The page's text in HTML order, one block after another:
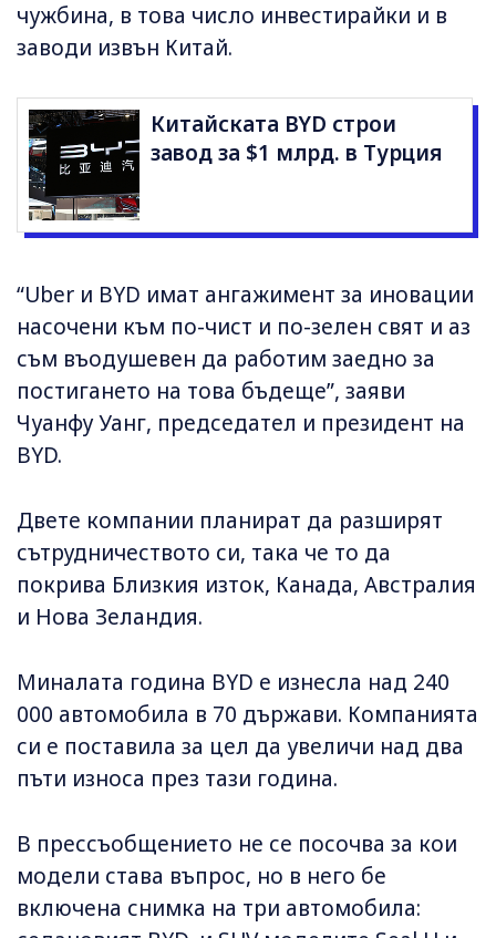
чужбина, в това число инвестирайки и в
заводи извън Китай.
Китайската BYD строи
завод за $1 млрд. в Турция
“Uber и BYD имат ангажимент за иновации
насочени към по-чист и по-зелен свят и аз
съм въодушевен да работим заедно за
постигането на това бъдеще”, заяви
Чуанфу Уанг, председател и президент на
BYD.
Двете компании планират да разширят
сътрудничеството си, така че то да
покрива Близкия изток, Канада, Австралия
и Нова Зеландия.
Миналата година BYD е изнесла над 240
000 автомобила в 70 държави. Компанията
си е поставила за цел да увеличи над два
пъти износа през тази година.
В прессъобщението не се посочва за кои
модели става въпрос, но в него бе
включена снимка на три автомобила: